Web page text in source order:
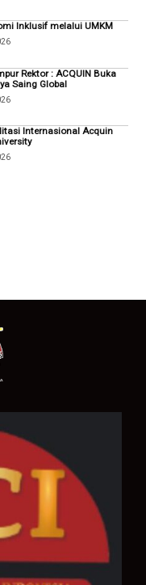
Inklusif melalui UMKM
Rektor : ACQUIN Buka
Saing Global
Internasional Acquin